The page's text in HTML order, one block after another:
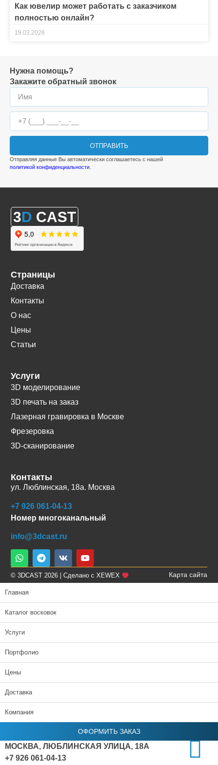
Как ювелир может работать с заказчиком
полностью онлайн?
19.03.2026
Нужна помощь?
Закажите обратный звонок
ОТПРАВИТЬ
Отправляя данные Вы автоматически соглашаетесь с нашей
политикой конфиденциальности
3D CAST
Страницы
Доставка
Контакты
О нас
Цены
Статьи
Услуги
3D моделирование
3D печать на заказ
Лазерная гравировка в Москве
Фрезеровка
3D-сканирование
Контакты
ул. Люблинская, 18а. Москва
+7 926 061-04-13
Номер многоканальный
info@3dcast.ru
© 3DCAST 2026 | Сделано с XEWEX Карта сайта
Главная
Каталог восковок
Услуги
Портфолио
Цены
Доставка
Компания
ОФОРМИТЬ ЗАКАЗ
МОСКВА, ЛЮБЛИНСКАЯ УЛИЦА, 18А
+7 926 061-04-13